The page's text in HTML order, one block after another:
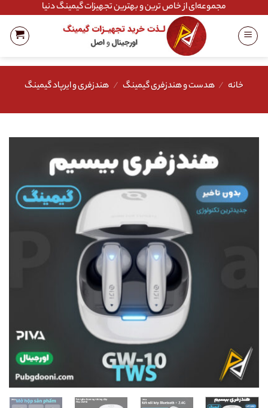
content
مجموعه‌ای از خاص ترین و بهترین تجهیزات گیمینگ دنیا
خانه / هدست و هندزفری گیمینگ / هندزفری و ایرپاد گیمینگ